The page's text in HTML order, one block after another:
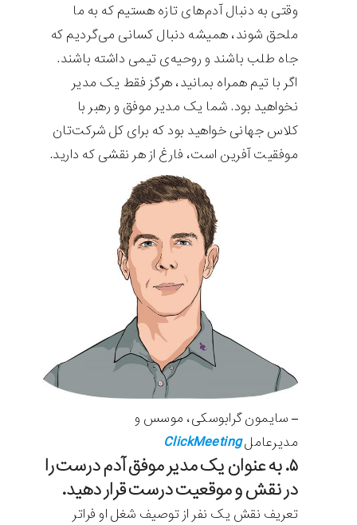
وقتی به دنبال آدم‌های تازه هستیم که به ما
ملحق شوند، همیشه دنبال کسانی می‌گردیم که
جاه طلب باشند و روحیه‌ی تیمی داشته باشند.
اگر با تیم همراه بمانید، هرگز فقط یک مدیر
نخواهید بود. شما یک مدیر موفق و رهبر با
کلاس جهانی خواهید بود که برای کل شرکت‌تان
موفقیت آفرین است، فارغ از هر نقشی که دارید.
– سایمون گرابوسکی، موسس و
مدیرعاملClickMeeting
۵. به عنوان یک مدیر موفق آدم درست را
در نقش و موقعیت درست قرار دهید.
تعریف نقش یک نفر از توصیف شغل او فراتر